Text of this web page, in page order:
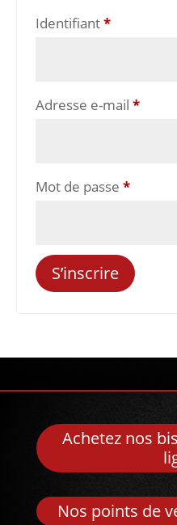
Identifiant*Obligatoire
Adresse e-mail *
Mot de passe *
S’inscrire
Achetez nos
Nos points de